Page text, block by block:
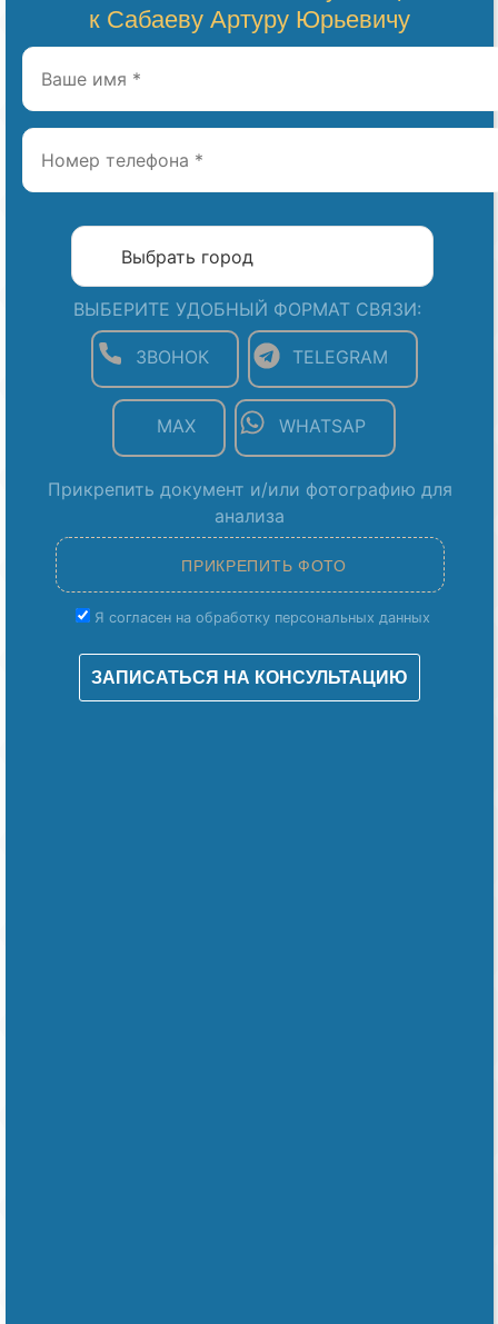
к Сабаеву Артуру Юрьевичу
ВЫБЕРИТЕ УДОБНЫЙ ФОРМАТ СВЯЗИ:
ЗВОНОК TELEGRAM
MAX WHATSAP
Прикрепить документ и/или фотографию для
анализа
Я согласен на обработку персональных данных